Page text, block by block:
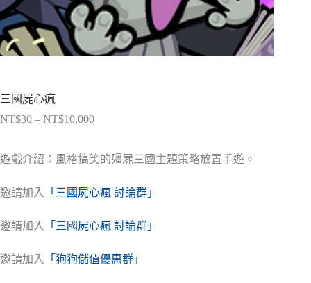
三國屍心瘋
NT$30 – NT$10,000價
範
NT$30
到
遊戲介紹：風格搞笑的殭屍三國主題策略放置手遊。
邀請加入 「三國屍心瘋 討論群」
邀請加入 「三國屍心瘋 討論群」
邀請加入 「狗狗儲值優惠群」